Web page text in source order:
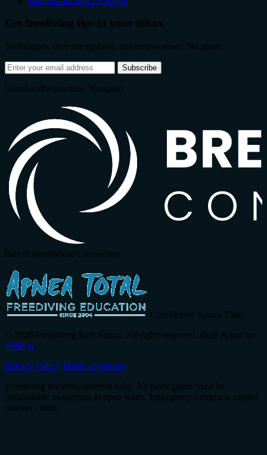
Get freediving tips in your inbox
Techniques, dive site updates, and course news. No spam.
Email
address
Subscribe
Unsubscribe anytime. No spam.
Part of Breathflow Connection
Certified by Apnea Total
© 2026 Freediving Koh Samui. All rights reserved. Built & run by
Wellvio
Privacy Policy Terms of Service
Freediving involves inherent risks. All participants must be
comfortable swimming in open water. Emergency oxygen is carried
on every boat.